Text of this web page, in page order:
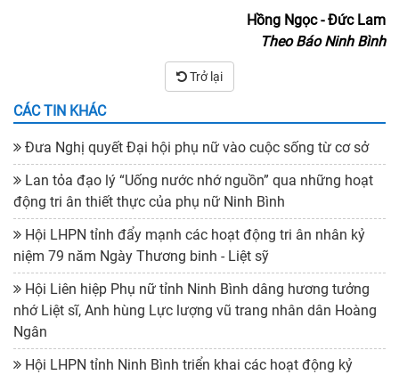
Hồng Ngọc - Đức Lam
Theo Báo Ninh Bình
Trở lại
CÁC TIN KHÁC
Đưa Nghị quyết Đại hội phụ nữ vào cuộc sống từ cơ sở
Lan tỏa đạo lý “Uống nước nhớ nguồn” qua những hoạt
động tri ân thiết thực của phụ nữ Ninh Bình
Hội LHPN tỉnh đẩy mạnh các hoạt động tri ân nhân kỷ
niệm 79 năm Ngày Thương binh - Liệt sỹ
Hội Liên hiệp Phụ nữ tỉnh Ninh Bình dâng hương tưởng
nhớ Liệt sĩ, Anh hùng Lực lượng vũ trang nhân dân Hoàng
Ngân
Hội LHPN tỉnh Ninh Bình triển khai các hoạt động kỷ